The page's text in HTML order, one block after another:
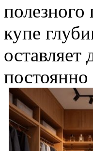
купе
оставляет
постоянно